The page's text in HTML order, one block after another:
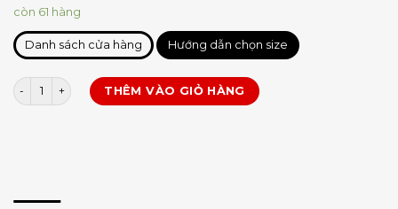
còn 61 hàng
Danh sách cửa hàng Hướng dẫn chọn size
Túi YOLO có ngăn đựng giày số lượng
THÊM VÀO GIỎ HÀNG